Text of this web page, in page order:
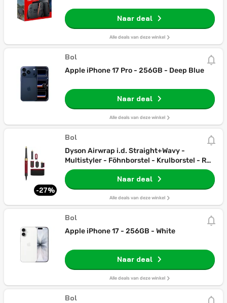
Naar deal
Alle deals van deze winkel
Bol
Apple iPhone 17 Pro - 256GB - Deep Blue
Naar deal
Alle deals van deze winkel
-27%
Bol
Dyson Airwrap i.d. Straight+Wavy -
Multistyler - Föhnborstel - Krulborstel - Red
Velvet/Goud
Naar deal
Alle deals van deze winkel
Bol
Apple iPhone 17 - 256GB - White
Naar deal
Alle deals van deze winkel
Bol